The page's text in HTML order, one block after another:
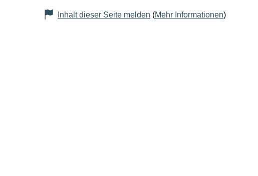
Inhalt dieser Seite melden (Mehr Informationen)